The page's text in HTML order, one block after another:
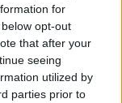
for
opt-out
that after your
seeing
utilized by
parties prior to
τον
οι οποίες θα